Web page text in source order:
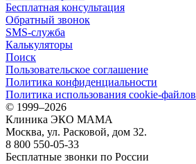
Бесплатная консультация
Обратный звонок
SMS-служба
Калькуляторы
Поиск
Пользовательское соглашение
Политика конфиденциальности
Политика использования cookie-файлов
© 1999–2026
Клиника ЭКО МАМА
Москва, ул. Расковой, дом 32.
8 800 550-05-33
Бесплатные звонки по России